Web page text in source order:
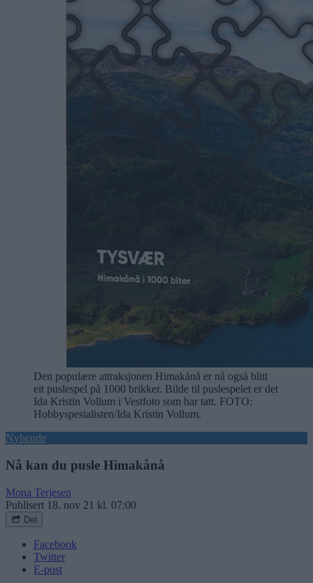
Den populære attraksjonen Himakånå er nå også blitt
eit puslespel på 1000 brikker. Bilde til puslespelet er det
Ida Kristin Vollum i Vestfoto som har tatt. FOTO:
Hobbyspesialisten/Ida Kristin Vollum.
Nyhende
Nå kan du pusle Himakånå
Mona Terjesen
Publisert 18. nov 21 kl. 07:00
Del
Facebook
Twitter
E-post